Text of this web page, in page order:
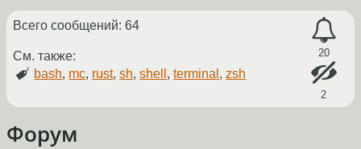
20
2
Всего сообщений: 64
См. также:
bash, mc, rust,sh,shell ,terminal ,zsh
Форум